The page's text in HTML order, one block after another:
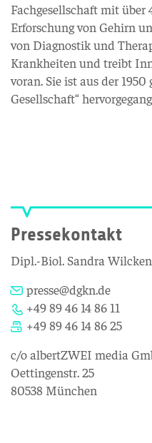
Fachgesellschaft mit
Erforschung von Gehirn
von Diagnostik und
Krankheiten und treibt
voran. Sie ist aus der
Gesellschaft“
Pressekontakt
Dipl.-Biol. Sandra Wilcken
presse@dgkn.de
+49 89 46 14 86 11
+49 89 46 14 86 25
c/o albertZWEI media
Oettingenstr. 25
80538 München